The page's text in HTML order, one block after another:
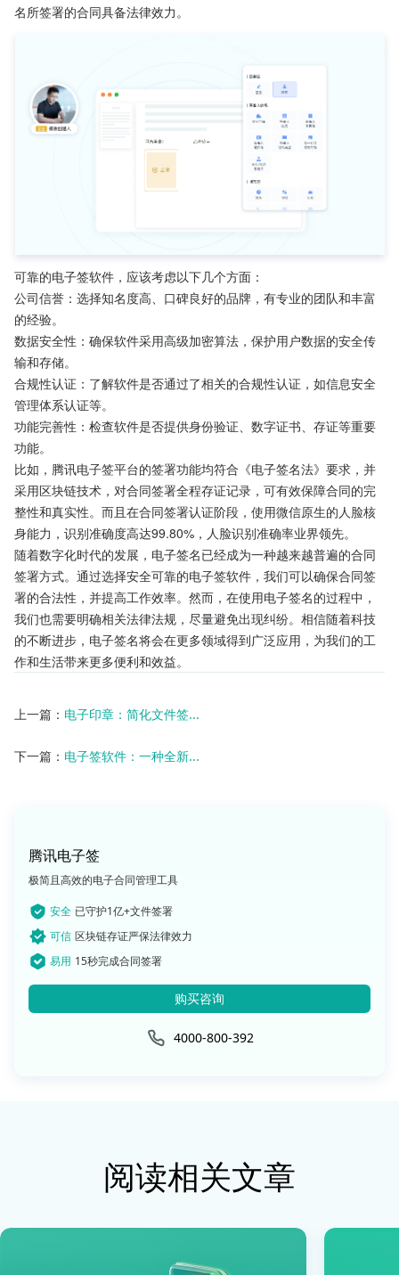
名所签署的合同具备法律效力。
可靠的电子签软件，应该考虑以下几个方面：
公司信誉：选择知名度高、口碑良好的品牌，有专业的团队和丰富
的经验。
数据安全性：确保软件采用高级加密算法，保护用户数据的安全传
输和存储。
合规性认证：了解软件是否通过了相关的合规性认证，如信息安全
管理体系认证等。
功能完善性：检查软件是否提供身份验证、数字证书、存证等重要
功能。
比如，腾讯电子签平台的签署功能均符合《电子签名法》要求，并
采用区块链技术，对合同签署全程存证记录，可有效保障合同的完
整性和真实性。而且在合同签署认证阶段，使用微信原生的人脸核
身能力，识别准确度高达99.80%，人脸识别准确率业界领先。
随着数字化时代的发展，电子签名已经成为一种越来越普遍的合同
签署方式。通过选择安全可靠的电子签软件，我们可以确保合同签
署的合法性，并提高工作效率。然而，在使用电子签名的过程中，
我们也需要明确相关法律法规，尽量避免出现纠纷。相信随着科技
的不断进步，电子签名将会在更多领域得到广泛应用，为我们的工
作和生活带来更多便利和效益。
上一篇： 电子印章：简化文件签...
下一篇： 电子签软件：一种全新...
腾讯电子签
极简且高效的电子合同管理工具
安全 已守护1亿+文件签署
可信 区块链存证严保法律效力
易用 15秒完成合同签署
购买咨询
4000-800-392
阅读相关文章